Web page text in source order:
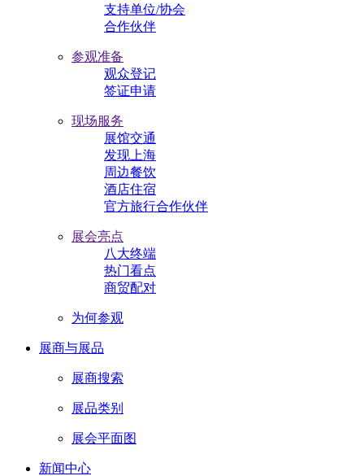
支持单位/协会
合作伙伴
参观准备
观众登记
签证申请
现场服务
展馆交通
发现上海
周边餐饮
酒店住宿
官方旅行合作伙伴
展会亮点
八大终端
热门看点
商贸配对
为何参观
展商与展品
展商搜索
展品类别
展会平面图
新闻中心